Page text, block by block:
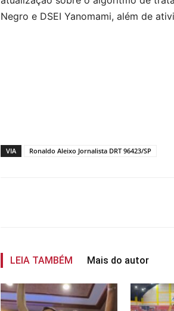
Negro e DSEI Yanomami, além de
VIA Ronaldo Aleixo Jornalista DRT 96423/SP
LEIA TAMBÉM Mais do autor